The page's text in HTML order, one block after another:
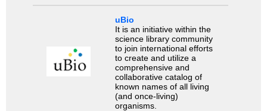
uBio
It is an initiative within the
science library community
to join international efforts
to create and utilize a
comprehensive and
collaborative catalog of
known names of all living
(and once-living)
organisms.